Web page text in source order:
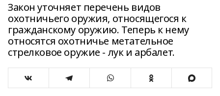
Закон уточняет перечень видов
охотничьего оружия, относящегося к
гражданскому оружию. Теперь к нему
относятся охотничье метательное
стрелковое оружие - лук и арбалет.